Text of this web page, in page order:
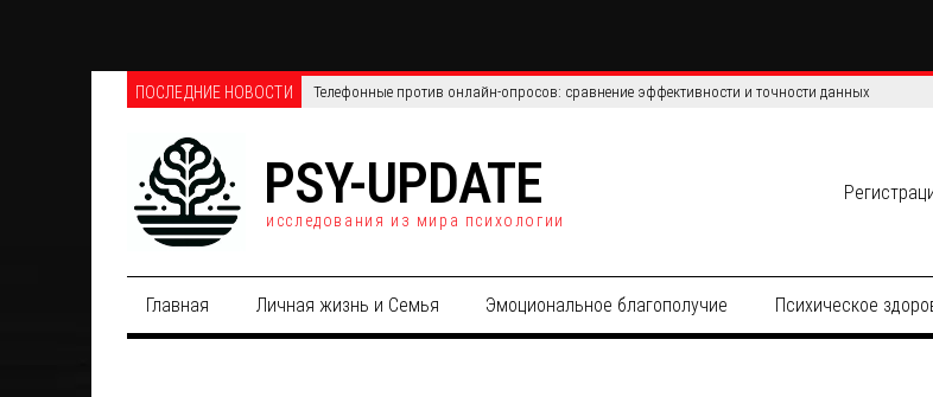
ПОСЛЕДНИЕ НОВОСТИ Телефонные против онлайн-опросов: сравнение эффективности и точности данных
PSY-UPDATE
исследования из мира психологии
Главная Личная жизнь и Семья Эмоциональное благополучие Психическое